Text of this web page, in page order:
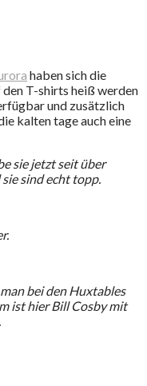
haben sich die
den T-shirts heiß werden
und zusätzlich
kalten tage auch eine
sie jetzt seit über
sind echt topp.
bei den Huxtables
ist hier Bill Cosby mit